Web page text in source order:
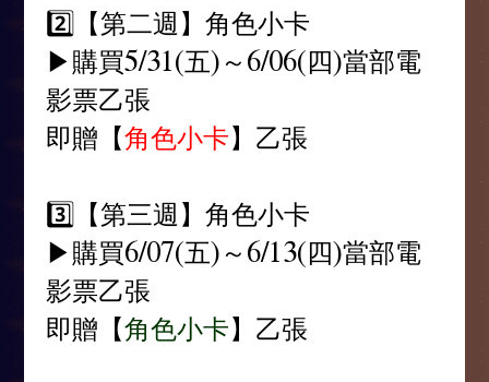
2️⃣【第二週】角色小卡
▶購買5/31(五)～6/06(四)當部電
影票乙張
即贈【角色小卡】乙張
3️⃣【第三週】角色小卡
▶購買6/07(五)～6/13(四)當部電
影票乙張
即贈【角色小卡】乙張